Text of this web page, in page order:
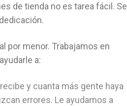
de tienda no es tarea fácil. Se
por menor. Trabajamos en
a:
y cuanta más gente haya
errores. Le ayudamos a